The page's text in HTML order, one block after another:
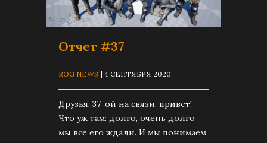
Отчет #37
ROG NEWS | 4 СЕНТЯБРЯ 2020
Друзья, 37-ой на связи, привет!
Что уж там: долго, очень долго
мы все его ждали. И мы понимаем